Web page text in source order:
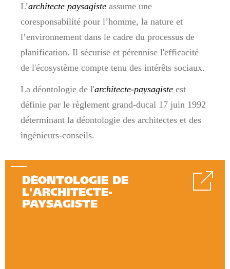
L’architecte paysagiste assume une
coresponsabilité pour l’homme, la nature et
l’environnement dans le cadre du processus de
planification. Il sécurise et pérennise l'efficacité
de l'écosystème compte tenu des intérêts sociaux.
La déontologie de l'architecte-paysagiste est
définie par le règlement grand-ducal 17 juin 1992
déterminant la déontologie des architectes et des
ingénieurs-conseils.
DÉONTOLOGIE DE
L'ARCHITECTE-
PAYSAGISTE